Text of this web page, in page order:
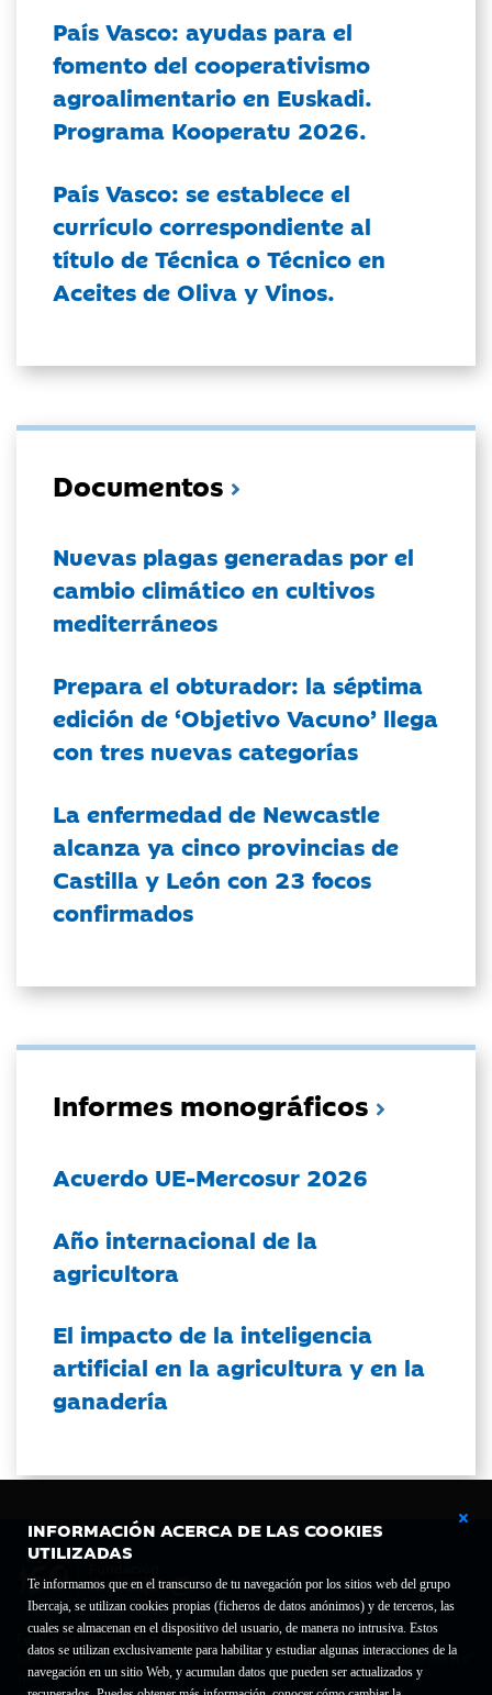
INFORMACIÓN ACERCA DE LAS COOKIES
UTILIZADAS
Te informamos que en el transcurso de tu navegación por los sitios web del grupo
Ibercaja, se utilizan cookies propias (ficheros de datos anónimos) y de terceros, las
cuales se almacenan en el dispositivo del usuario, de manera no intrusiva. Estos
datos se utilizan exclusivamente para habilitar y estudiar algunas interacciones de la
navegación en un sitio Web, y acumulan datos que pueden ser actualizados y
País Vasco: ayudas para el
fomento del cooperativismo
agroalimentario en Euskadi.
Programa Kooperatu 2026.
País Vasco: se establece el
currículo correspondiente al
título de Técnica o Técnico en
Aceites de Oliva y Vinos.
Documentos
Nuevas plagas generadas por el
cambio climático en cultivos
mediterráneos
Prepara el obturador: la séptima
edición de ‘Objetivo Vacuno’ llega
con tres nuevas categorías
La enfermedad de Newcastle
alcanza ya cinco provincias de
Castilla y León con 23 focos
confirmados
Informes monográficos
Acuerdo UE-Mercosur 2026
Año internacional de la
agricultora
El impacto de la inteligencia
artificial en la agricultura y en la
ganadería
Fundación Bancaria Ibercaja C.I.F. G-50000652.
Inscrita en el Registro de Fundaciones del Mº de Educación, Cultura y Deporte con el nº
1689.